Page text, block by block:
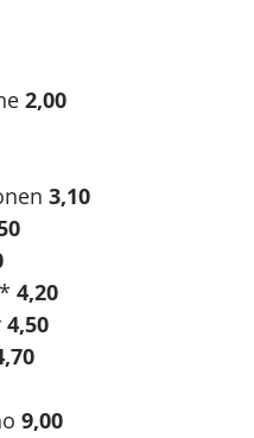
2,00
3,10
4,20
4,50
9,00